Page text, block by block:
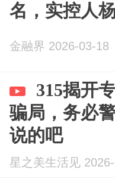
名，实控人
金融界 2026-03-18
315揭开
骗局，务必
说的吧
星之美生活见